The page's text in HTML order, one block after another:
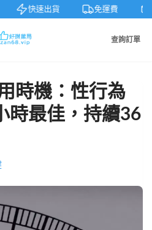
快速出貨 免運費
查詢訂單
時機：性行為
時最佳，持續36